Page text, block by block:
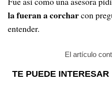
la fueran a corcharcon
entender.
El artículo
TE PUEDE INTERESAR